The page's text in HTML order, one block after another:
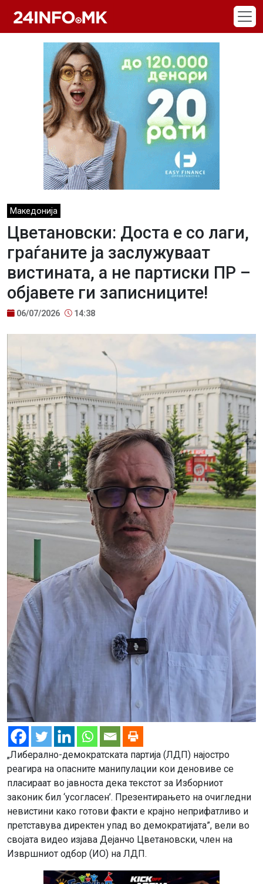
Македонија
Цветановски: Доста е со лаги,
граѓаните ја заслужуваат
вистината, а не партиски ПР –
објавете ги записниците!
06/07/2026 14:38
„Либерално-демократската партија (ЛДП) најостро
реагира на опасните манипулации кои деновиве се
пласираат во јавноста дека текстот за Изборниот
законик бил ‘усогласен’. Презентирањето на очигледни
невистини како готови факти е крајно неприфатливо и
претставува директен упад во демократијата”, вели во
својата видео изјава Дејанчо Цветановски, член на
Извршниот одбор (ИО) на ЛДП.